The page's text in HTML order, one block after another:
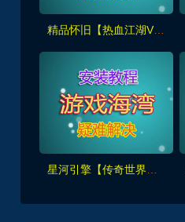
精品怀旧【热血江湖V2.0任务端】百宝阁无限元宝时装披风送+GM工具+支持多开+宝宝挂